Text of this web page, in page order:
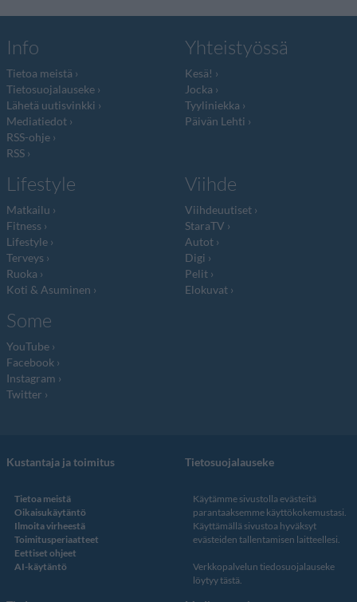
Info
Tietoa meistä
Tietosuojalauseke
Lähetä uutisvinkki
Mediatiedot
RSS-ohje
RSS
Yhteistyössä
Kesä!
Jocka
Tyyliniekka
Päivän Lehti
Lifestyle
Matkailu
Fitness
Lifestyle
Terveys
Ruoka
Koti & Asuminen
Viihde
Viihdeuutiset
StaraTV
Autot
Digi
Pelit
Elokuvat
Some
YouTube
Facebook
Instagram
Twitter
Kustantaja ja toimitus
Tietoa meistä
Oikaisukäytäntö
Ilmoita virheestä
Toimitusperiaatteet
Eettiset ohjeet
AI-käytäntö
Tietosuojalauseke
Käytämme sivustolla evästeitä
parantaaksemme käyttökokemustasi.
Käyttämällä sivustoa hyväksyt
evästeiden tallentamisen laitteellesi.
Verkkopalvelun tiedosuojalauseke
löytyy tästä